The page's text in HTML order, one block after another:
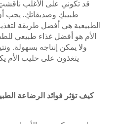
قد تكوني على الأغلب
طبيبكِ وصديقاتكِ. يجب
الطبيعية هي أفضل طريقة
الأم هو أفضل غذاء طبيعي
ولا يمكن إنتاجه بسهولة.
يتغذون على حليب الأم
كيف تؤثر فوائد الرضاعة